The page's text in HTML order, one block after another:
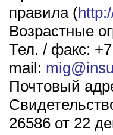
правила (
Возрастные
Тел. / факс:
mail:
Почтовый
26586 от 22